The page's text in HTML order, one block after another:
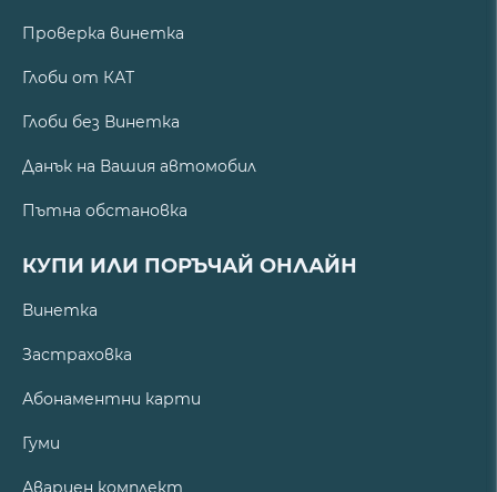
Проверка винетка
Глоби от КАТ
Глоби без Винетка
Данък на Вашия автомобил
Пътна обстановка
КУПИ ИЛИ ПОРЪЧАЙ ОНЛАЙН
Винетка
Застраховка
Абонаментни карти
Гуми
Авариен комплект